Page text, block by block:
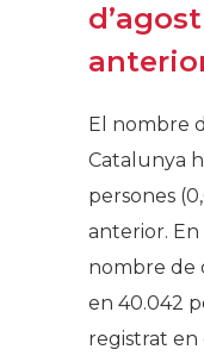
El nombre
Catalunya
persones
anterior. En
nombre de
en 40.042
registrat en